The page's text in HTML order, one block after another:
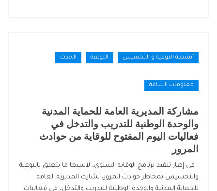
أنشطة التوعية و التحسيس التوعية الحدث
معلومات الساعة
مشاركة المديرية العامة للحماية المدنية
والوحدة الوطنية للتدريب والتدخل في
فعاليات اليوم المفتوح للوقاية من حوادث
المرور
في إطار تنفيذ برنامج الوقاية السنوي، لاسيما ما يتعلق بالتوعية
والتحسيس بمخاطر حوادث المرور، تشارك المديرية العامة
للحماية المدنية والوحدة الوطنية للتدريب والتدخل، في فعاليات